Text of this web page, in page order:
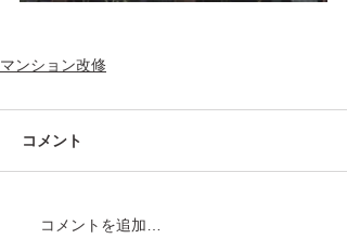
マンション改修
コメント
コメントを追加…